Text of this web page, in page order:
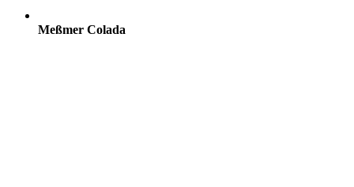
Meßmer Colada